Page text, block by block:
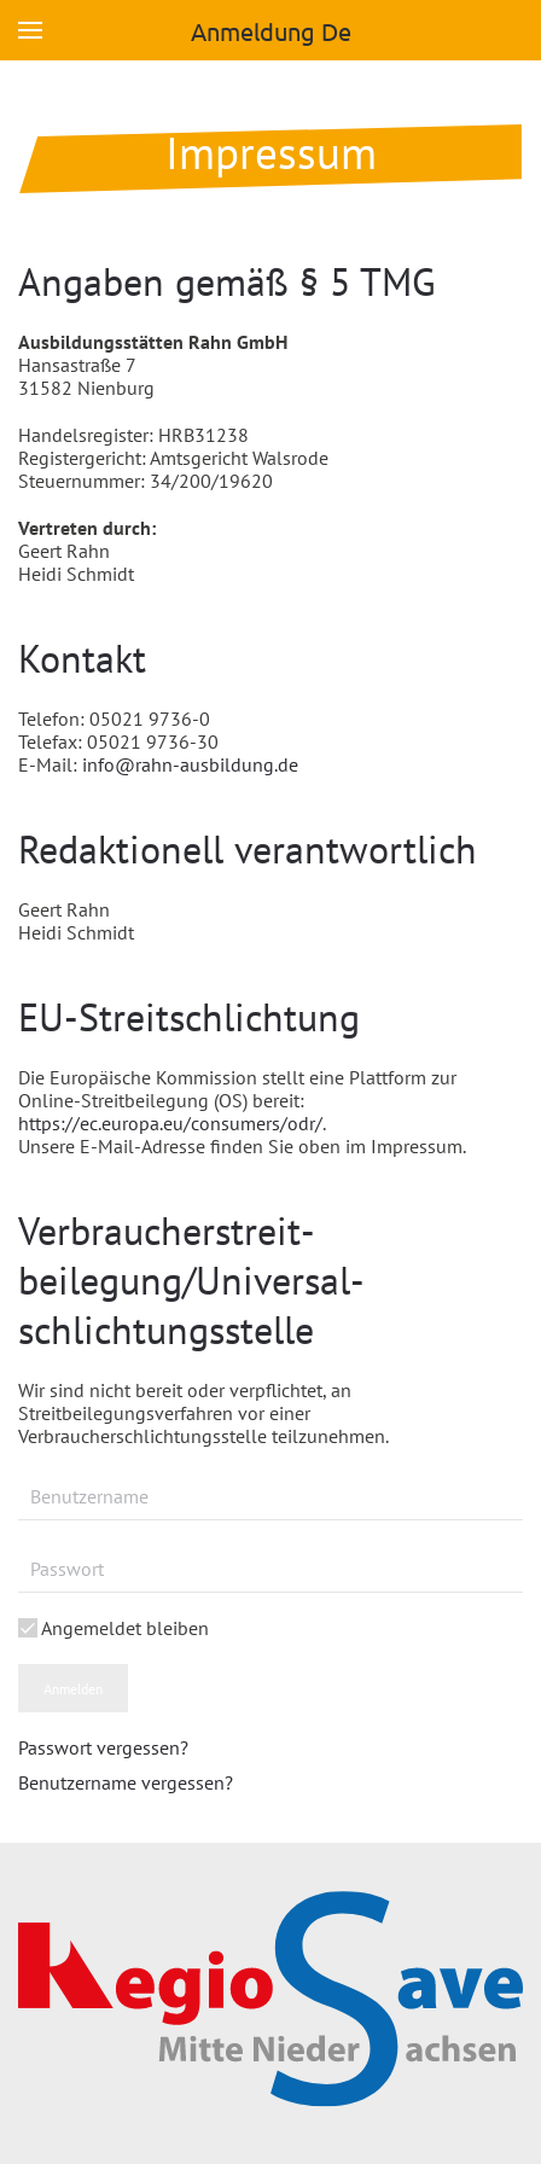
Skip to main content
Anmeldung De
Impressum
Angaben gemäß § 5 TMG
Ausbildungsstätten Rahn GmbH
Hansastraße 7
31582 Nienburg
Handelsregister: HRB31238
Registergericht: Amtsgericht Walsrode
Steuernummer: 34/200/19620
Vertreten durch:
Geert Rahn
Heidi Schmidt
Kontakt
Telefon: 05021 9736-0
Telefax: 05021 9736-30
E-Mail: info@rahn-ausbildung.de
Redaktionell verantwortlich
Geert Rahn
Heidi Schmidt
EU-Streitschlichtung
Die Europäische Kommission stellt eine Plattform zur
Online-Streitbeilegung (OS) bereit:
https://ec.europa.eu/consumers/odr/.
Unsere E-Mail-Adresse finden Sie oben im Impressum.
Verbraucher­streit­
beilegung/Universal­
schlichtungs­stelle
Wir sind nicht bereit oder verpflichtet, an
Streitbeilegungsverfahren vor einer
Verbraucherschlichtungsstelle teilzunehmen.
Angemeldet bleiben
Passwort vergessen?
Benutzername vergessen?